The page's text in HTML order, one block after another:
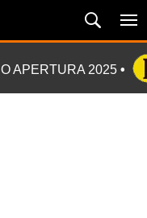
APERTURA 2025